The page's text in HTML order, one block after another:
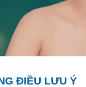
ĐIỀU LƯU Ý